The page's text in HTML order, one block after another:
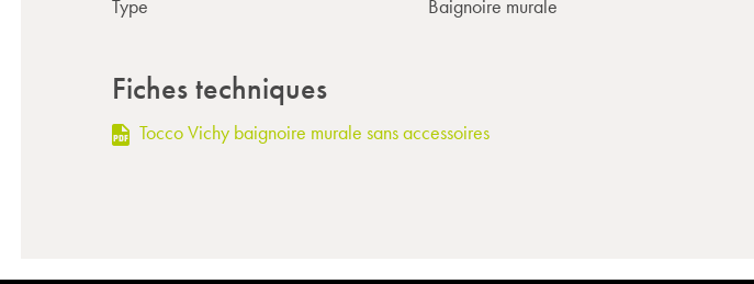
Type Baignoire murale
Fiches techniques
Tocco Vichy baignoire murale sans accessoires